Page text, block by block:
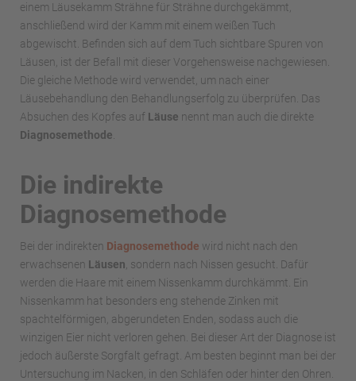
einem Läusekamm Strähne für Strähne durchgekämmt,
anschließend wird der Kamm mit einem weißen Tuch
abgewischt. Befinden sich auf dem Tuch sichtbare Spuren von
Läusen, ist der Befall mit dieser Vorgehensweise nachgewiesen.
Die gleiche Methode wird verwendet, um nach einer
Läusebehandlung den Behandlungserfolg zu überprüfen. Das
Absuchen des Kopfes auf Läuse nennt man auch die direkte
Diagnosemethode
Die indirekte
Diagnosemethode
Bei der indirekten Diagnosemethode wird nicht nach den
erwachsenen Läusen , sondern nach Nissen gesucht. Dafür
werden die Haare mit einem Nissenkamm durchkämmt. Ein
Nissenkamm hat besonders eng stehende Zinken mit
spachtelförmigen, abgerundeten Enden, sodass auch die
winzigen Eier nicht verloren gehen. Bei dieser Art der Diagnose ist
jedoch äußerste Sorgfalt gefragt. Am besten beginnt man bei der
Untersuchung im Nacken, in den Schläfen oder hinter den Ohren.